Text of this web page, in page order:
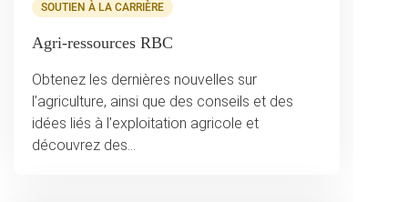
SOUTIEN À LA CARRIÈRE
Agri-ressources RBC
Obtenez les dernières nouvelles sur
l’agriculture, ainsi que des conseils et des
idées liés à l’exploitation agricole et
découvrez des…